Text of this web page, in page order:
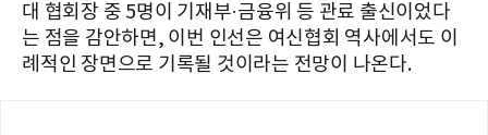
대 협회장 중 5명이 기재부·금융위 등 관료 출신이었다
는 점을 감안하면, 이번 인선은 여신협회 역사에서도 이
례적인 장면으로 기록될 것이라는 전망이 나온다.